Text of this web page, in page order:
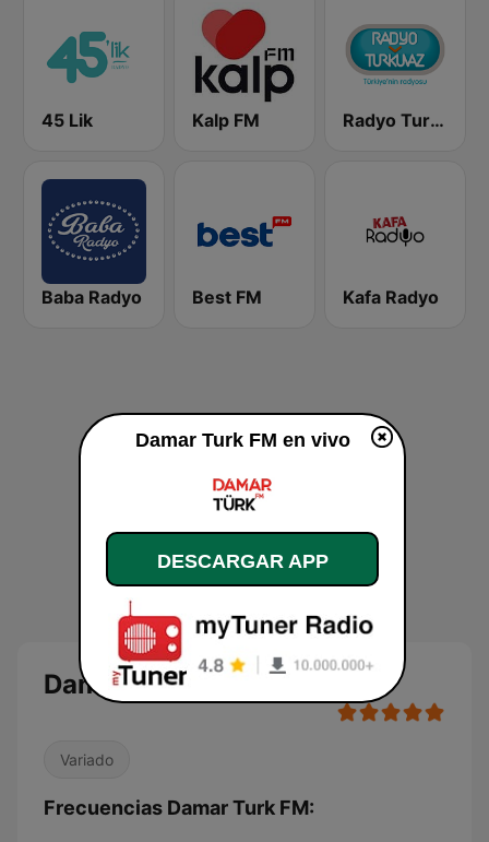
45 Lik Kalp FM Radyo Turkuvaz
Baba Radyo Best FM Kafa Radyo
Damar Turk FM
Variado
Frecuencias Damar Turk FM:
Damar Turk FM en vivo
DESCARGAR APP